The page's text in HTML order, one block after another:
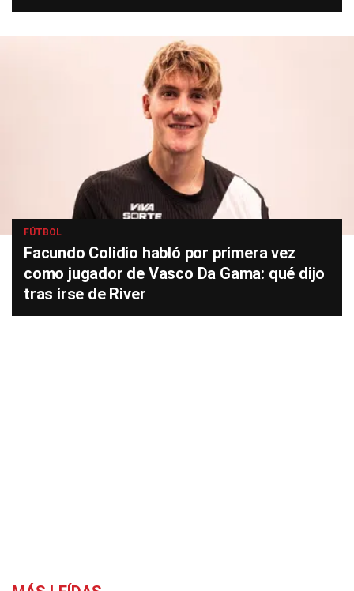
FÚTBOL
Facundo Colidio habló por primera vez
como jugador de Vasco Da Gama: qué dijo
tras irse de River